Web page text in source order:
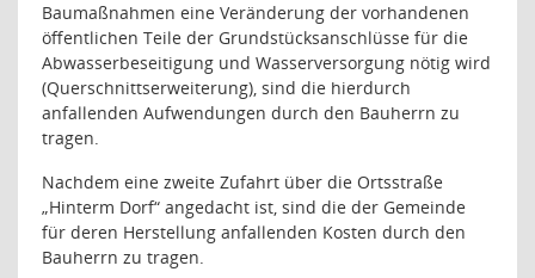
Baumaßnahmen eine Veränderung der vorhandenen
öffentlichen Teile der Grundstücksanschlüsse für die
Abwasserbeseitigung und Wasserversorgung nötig wird
(Querschnittserweiterung), sind die hierdurch
anfallenden Aufwendungen durch den Bauherrn zu
tragen.
Nachdem eine zweite Zufahrt über die Ortsstraße
„Hinterm Dorf“ angedacht ist, sind die der Gemeinde
für deren Herstellung anfallenden Kosten durch den
Bauherrn zu tragen.